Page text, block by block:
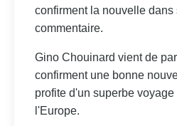
confirment la nouvelle
commentaire.
Gino Chouinard vient de
confirment une bonne
profite d'un superbe
l'Europe.